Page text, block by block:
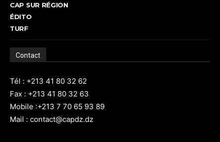
CAP SUR RÉGION
ÉDITO
TURF
Contact
Tél : +213 41 80 32 62
Fax : +213 41 80 32 63
Mobile :+213 7 70 65 93 89
Mail : contact@capdz.dz